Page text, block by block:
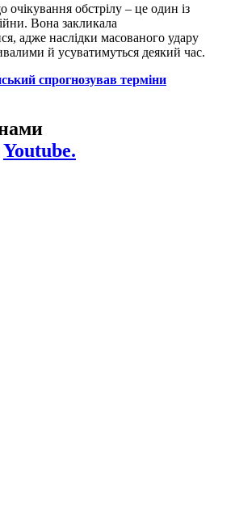
обстрілу – це один із
Вона закликала
адже наслідки масованого удару
й усуватимуться деякий час.
спрогнозував терміни
Youtube.